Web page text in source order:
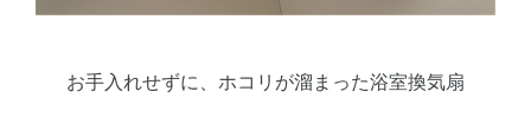
お手入れせずに、ホコリが溜まった浴室換気扇